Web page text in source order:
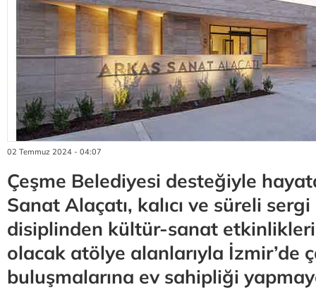
02 Temmuz 2024 - 04:07
Çeşme Belediyesi desteğiyle
Sanat Alaçatı, kalıcı ve süreli
disiplinden kültür-sanat
olacak atölye alanlarıyla İzmir’de
buluşmalarına ev sahipliği